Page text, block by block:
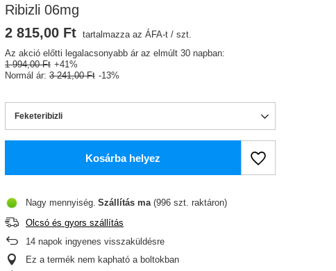
Ribizli 06mg
Feketeribizli
2 815,00 Ft tartalmazza az ÁFA-t /szt.
Az akció előtti legalacsonyabb ár az elmúlt 30 napban:
1 994,00 Ft +41%
Normál ár:3 241,00 Ft -13%
Kosárba helyez
Nagy mennyiség Szállításma(996 szt. raktáron)
Olcsó és gyors szállítás
14 napok ingyenes visszaküldésre
Ez a termék nem kapható a boltokban